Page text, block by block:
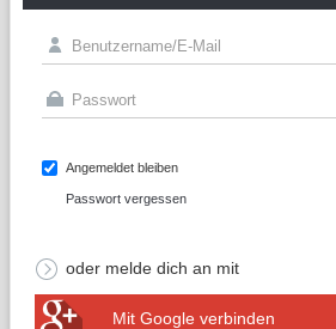
Angemeldet bleiben
Passwort vergessen
oder melde dich an mit
Mit Google verbinden